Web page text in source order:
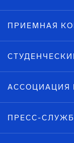
ПРИЕМНАЯ
АССОЦИАЦИЯ
ПРЕСС-